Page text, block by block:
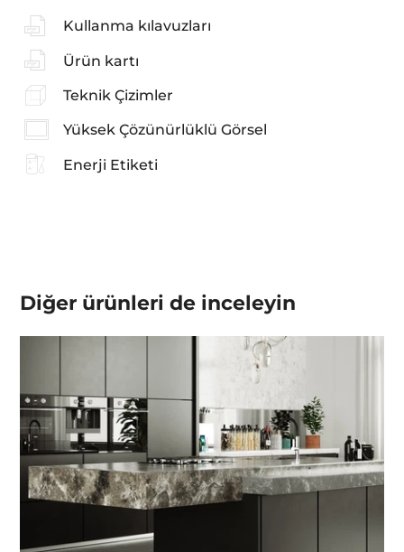
Kullanma kılavuzları
Ürün kartı
Teknik Çizimler
Yüksek Çözünürlüklü Görsel
Enerji Etiketi
Diğer ürünleri de inceleyin